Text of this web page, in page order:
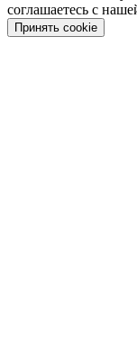
соглашаетесь с
Принять cookie